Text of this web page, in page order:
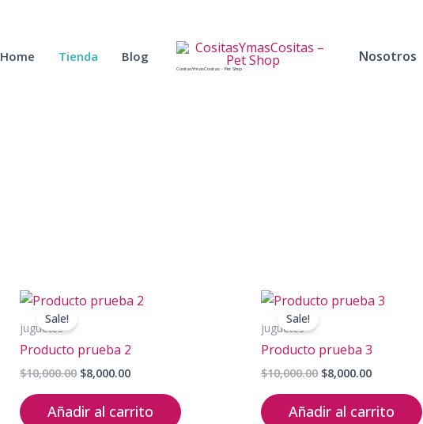
Home Tienda Blog
CositasYmasCositas - Pet Shop
Nosotros
Sale!
juguetes
Producto prueba 2
$10,000.00 Original
$10,000.00.
$8,000.00Current
$8,000.00.
Añadir al carrito
Sale!
juguetes
Producto prueba 3
$10,000.00 Original
$10,000.00.
$8,000.00Current
$8,000.00.
Añadir al carrito